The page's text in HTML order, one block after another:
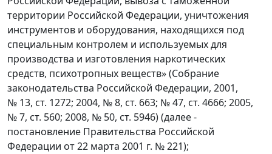
территории Российской Федерации, уничтожения
инструментов и оборудования, находящихся под
специальным контролем и используемых для
производства и изготовления наркотических
средств, психотропных веществ» (Собрание
законодательства Российской Федерации, 2001,
№ 13, ст. 1272; 2004, № 8, ст. 663; № 47, ст. 4666; 2005,
№ 7, ст. 560; 2008, № 50, ст. 5946) (далее -
постановление Правительства Российской
Федерации от 22 марта 2001 г. № 221);